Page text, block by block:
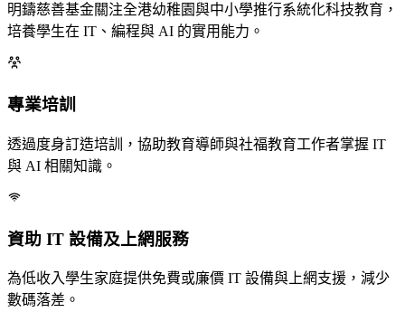
明鑄慈善基金關注全港幼稚園與中小學推行系統化科技教育，
培養學生在 IT、編程與 AI 的實用能力。
專業培訓
透過度身訂造培訓，協助教育導師與社福教育工作者掌握 IT
與 AI 相關知識。
資助 IT 設備及上網服務
為低收入學生家庭提供免費或廉價 IT 設備與上網支援，減少
數碼落差。